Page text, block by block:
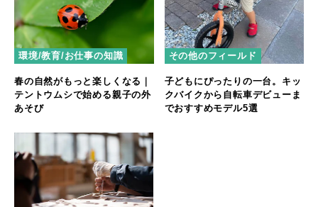
環境/教育/お仕事の知識
春の自然がもっと楽しくなる｜
テントウムシで始める親子の外
あそび
その他のフィールド
子どもにぴったりの一台。キッ
クバイクから自転車デビューま
でおすすめモデル5選